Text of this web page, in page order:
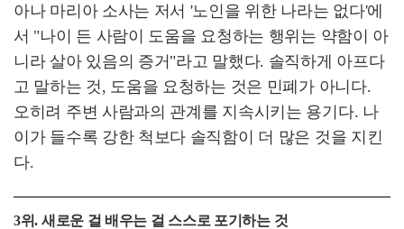
아나 마리아 소사는 저서 '노인을 위한 나라는 없다'에
서 "나이 든 사람이 도움을 요청하는 행위는 약함이 아
니라 살아 있음의 증거"라고 말했다. 솔직하게 아프다
고 말하는 것, 도움을 요청하는 것은 민폐가 아니다.
오히려 주변 사람과의 관계를 지속시키는 용기다. 나
이가 들수록 강한 척보다 솔직함이 더 많은 것을 지킨
다.
3위. 새로운 걸 배우는 걸 스스로 포기하는 것